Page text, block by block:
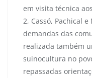
em visita técnica
2, Cassó, Pachical
demandas das
realizada também
suinocultura no
repassadas